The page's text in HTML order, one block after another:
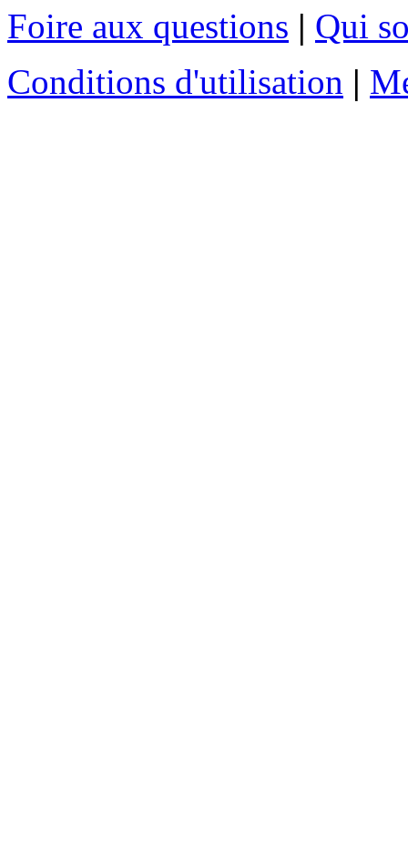
Foire aux questions | Qui
Conditions d'utilisation |